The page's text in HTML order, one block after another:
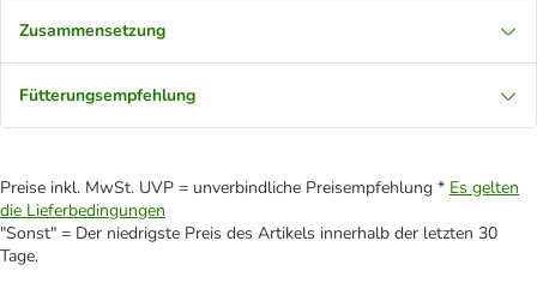
Zusammensetzung
Fütterungsempfehlung
Preise inkl. MwSt. UVP = unverbindliche Preisempfehlung * Es gelten
die Lieferbedingungen
"Sonst" = Der niedrigste Preis des Artikels innerhalb der letzten 30
Tage.